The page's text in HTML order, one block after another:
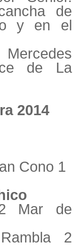
de
y en el
de La
2014
Cono 1
Mar de
2